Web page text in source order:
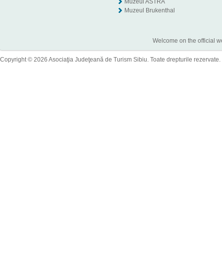
Muzeul ASTRA
Muzeul Brukenthal
Welcome on the official
Copyright © 2026 Asociaţia Judeţeană de Turism Sibiu. Toate drepturile rezervate.